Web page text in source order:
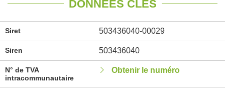
DONNÉES CLÉS
Siret 503436040-00029
Siren 503436040
N° de TVA
intracommunautaire
Obtenir le numéro